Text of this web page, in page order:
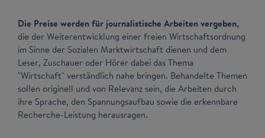
Die Preise werden für journalistische Arbeiten vergeben,
die der Weiterentwicklung einer freien Wirtschaftsordnung
im Sinne der Sozialen Marktwirtschaft dienen und dem
Leser, Zuschauer oder Hörer dabei das Thema
"Wirtschaft" verständlich nahe bringen. Behandelte Themen
sollen originell und von Relevanz sein, die Arbeiten durch
ihre Sprache, den Spannungsaufbau sowie die erkennbare
Recherche-Leistung herausragen.